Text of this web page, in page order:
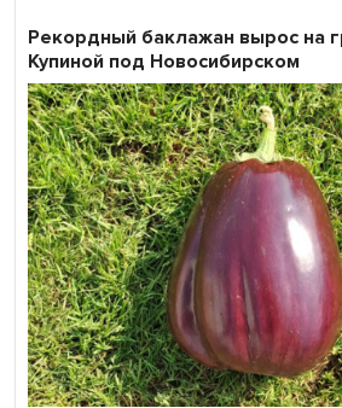
Рекордный баклажан вырос на
Купиной под Новосибирском